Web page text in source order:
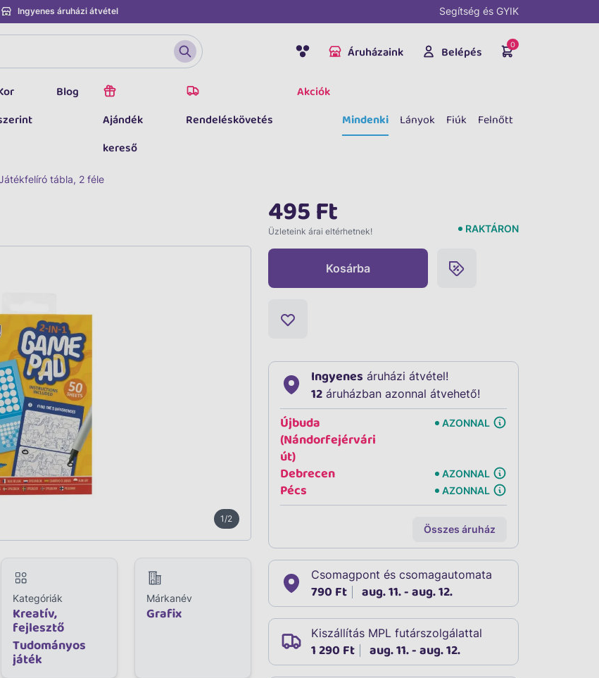
Ingyenes áruházi átvétel Segítség és GYIK
Áruházaink Belépés 0
Blog
Ajándék
kereső
Rendeléskövetés
Akciók
Mindenki
Lányok Fiúk Felnőtt
tábla, 2 féle
1/2
Kategóriák
Kreatív,
fejlesztő
Tudományos
játék
Márkanév
Grafix
495 Ft
Üzleteink árai eltérhetnek! RAKTÁRON
Kosárba
Ingyenes áruházi átvétel!
12 áruházban azonnal átvehető!
Újbuda
(Nándorfejérvári
út)
AZONNAL
Debrecen AZONNAL
Pécs AZONNAL
Összes áruház
Csomagpont és csomagautomata
790 Ft aug. 11. - aug. 12.
Kiszállítás MPL futárszolgálattal
1 290 Ft aug. 11. - aug. 12.